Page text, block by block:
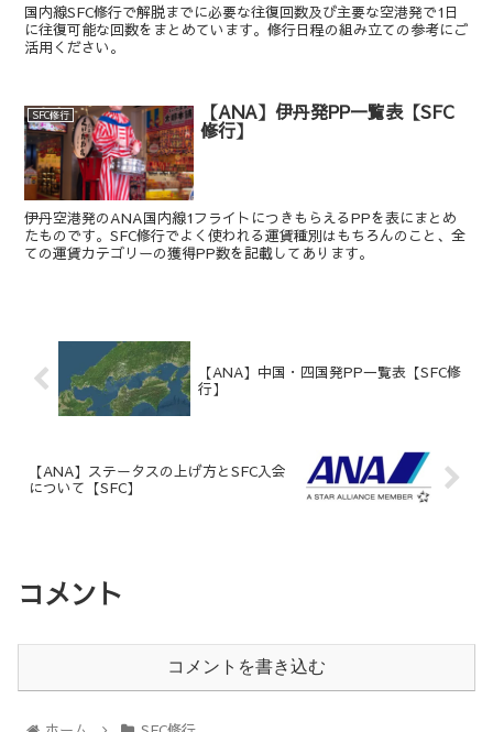
国内線SFC修行で解脱までに必要な往復回数及び主要な空港発で1日
に往復可能な回数をまとめています。修行日程の組み立ての参考にご
活用ください。
SFC修行 【ANA】伊丹発PP一覧表【SFC
修行】
伊丹空港発のANA国内線1フライトにつきもらえるPPを表にまとめ
たものです。SFC修行でよく使われる運賃種別はもちろんのこと、全
ての運賃カテゴリーの獲得PP数を記載してあります。
【ANA】中国・四国発PP一覧表【SFC修
行】
【ANA】ステータスの上げ方とSFC入会
について【SFC】
コメント
コメントを書き込む